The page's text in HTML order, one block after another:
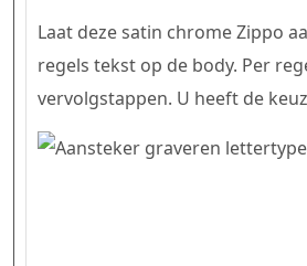
Laat deze satin chrome Zippo
regels tekst op de body. Per
vervolgstappen. U heeft de